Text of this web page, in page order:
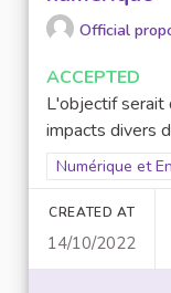
Official
ACCEPTED
L'objectif serait
impacts divers
Filter results for
Numérique et
CREATED AT
14/10/2022